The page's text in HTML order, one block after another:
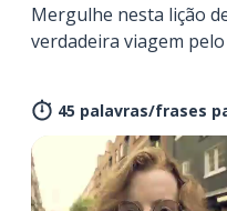
Mergulhe nesta lição
verdadeira viagem
45 palavras/frases